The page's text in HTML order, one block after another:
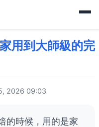
用到大師級的完
2026 09:03
的時候，用的是家